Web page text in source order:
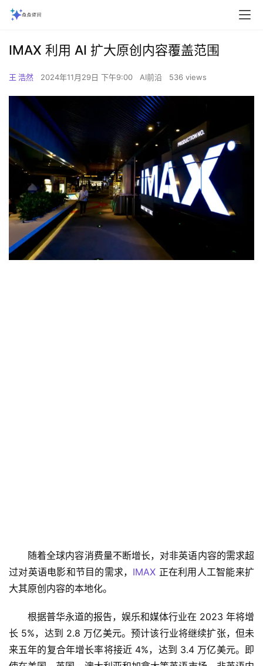
IMAX 利用 AI 扩大原创内容覆盖范围
王 浩然 2024年11月29日 下午9:00 AI前沿 536 views
随着全球内容消费量不断增长，对非英语内容的需求超
过对英语电影和节目的需求， IMAX 正在利用人工智能来扩
大其原创内容的本地化。
根据普华永道的报告，娱乐和媒体行业在 2023 年将增
长 5%，达到 2.8 万亿美元。预计该行业将继续扩张，但未
来五年的复合年增长率将接近 4%，达到 3.4 万亿美元。即